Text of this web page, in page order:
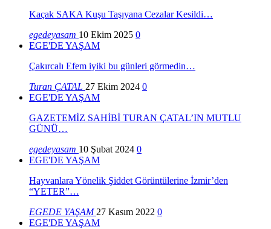
Kaçak SAKA Kuşu Taşıyana Cezalar Kesildi…
egedeyasam 10 Ekim 2025 0
EGE'DE YAŞAM
Çakırcalı Efem iyiki bu günleri görmedin…
Turan ÇATAL 27 Ekim 2024 0
EGE'DE YAŞAM
GAZETEMİZ SAHİBİ TURAN ÇATAL’IN MUTLU
GÜNÜ…
egedeyasam 10 Şubat 2024 0
EGE'DE YAŞAM
Hayvanlara Yönelik Şiddet Görüntülerine İzmir’den
“YETER”…
EGEDE YAŞAM 27 Kasım 2022 0
EGE'DE YAŞAM